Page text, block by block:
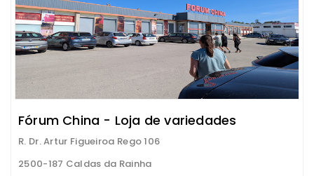
Fórum China - Loja de variedades
R. Dr. Artur Figueiroa Rego 106
2500-187 Caldas da Rainha